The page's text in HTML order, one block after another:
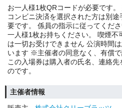
お一人様1枚QRコードが必要です。
コンビニ決済を選択された方は別
要です。 係員の指示に従ってくだ
一人様1枚お持ちください。 喫煙不
は一切お受けできません 公演時間
います ※主催者の同意なく、有償で
この入場券は購入者の氏名、連絡
のです。
主催者情報